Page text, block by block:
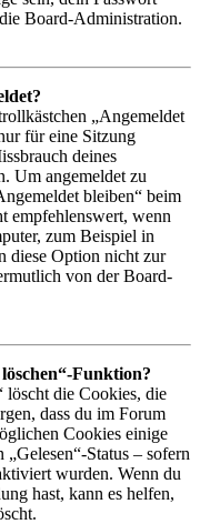
Board-Administration.
„Angemeldet
für eine Sitzung
deines
Um angemeldet zu
bleiben“ beim
empfehlenswert, wenn
zum Beispiel in
diese Option nicht zur
von der Board-
Funktion?
löscht die Cookies, die
dass du im Forum
Cookies einige
Status – sofern
wurden. Wenn du
hast, kann es helfen,